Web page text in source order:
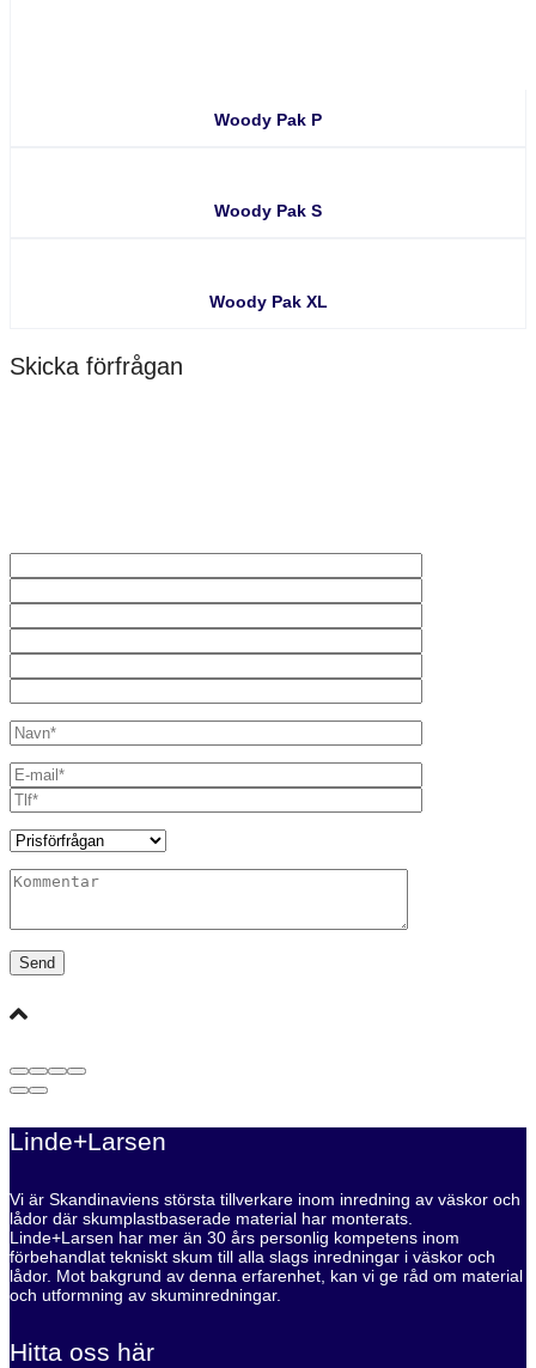
Woody Pak P
Woody Pak S
Woody Pak XL
Skicka förfrågan
Linde+Larsen
Vi är Skandinaviens största tillverkare inom inredning av väskor och
lådor där skumplastbaserade material har monterats.
Linde+Larsen har mer än 30 års personlig kompetens inom
förbehandlat tekniskt skum till alla slags inredningar i väskor och
lådor. Mot bakgrund av denna erfarenhet, kan vi ge råd om material
och utformning av skuminredningar.
Hitta oss här